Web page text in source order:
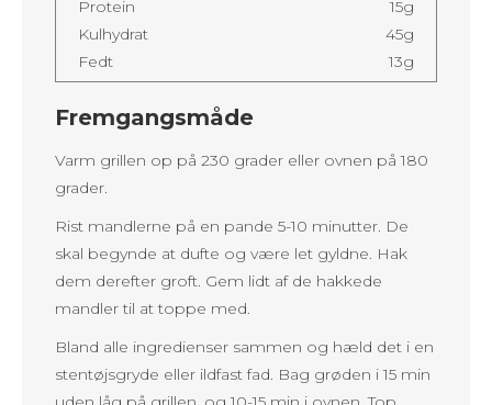
Protein
15g
Kulhydrat
45g
Fedt
13g
Fremgangsmåde
Varm grillen op på 230 grader eller ovnen på 180
grader.
Rist mandlerne på en pande 5-10 minutter. De
skal begynde at dufte og være let gyldne. Hak
dem derefter groft. Gem lidt af de hakkede
mandler til at toppe med.
Bland alle ingredienser sammen og hæld det i en
stentøjsgryde eller ildfast fad. Bag grøden i 15 min